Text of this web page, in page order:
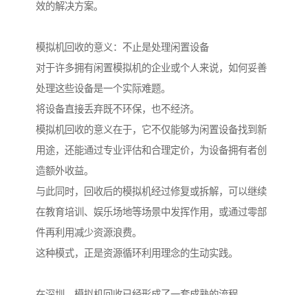
效的解决方案。
模拟机回收的意义：不止是处理闲置设备
对于许多拥有闲置模拟机的企业或个人来说，如何妥善
处理这些设备是一个实际难题。
将设备直接丢弃既不环保，也不经济。
模拟机回收的意义在于，它不仅能够为闲置设备找到新
用途，还能通过专业评估和合理定价，为设备拥有者创
造额外收益。
与此同时，回收后的模拟机经过修复或拆解，可以继续
在教育培训、娱乐场地等场景中发挥作用，或通过零部
件再利用减少资源浪费。
这种模式，正是资源循环利用理念的生动实践。